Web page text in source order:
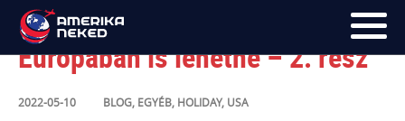
12 város az USA-ban, ami akár
Európában is lehetne – 2. rész
BLOG, EGYÉB, HOLIDAY, USA
2022-05-10